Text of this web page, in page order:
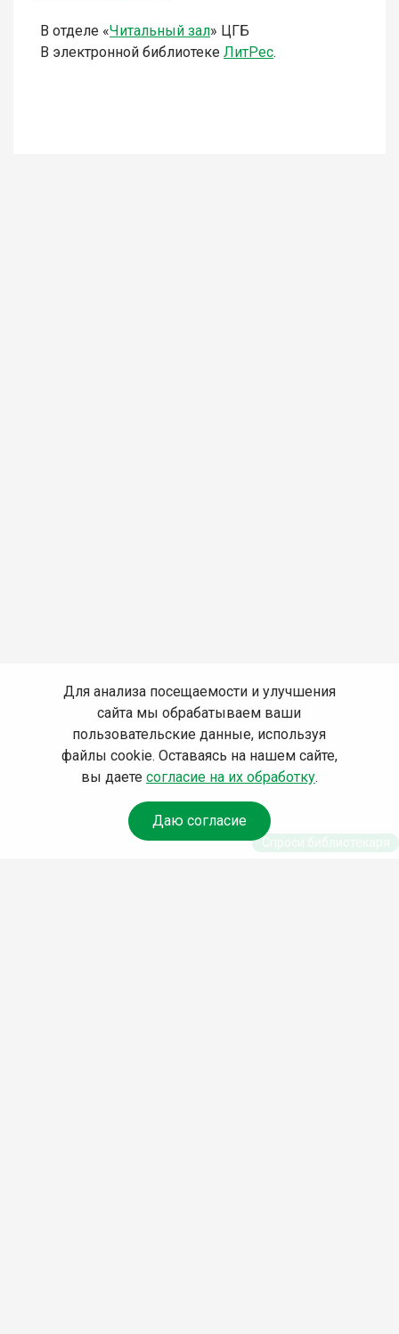
В отделе «Читальный зал» ЦГБ
В электронной библиотеке Л итРес.
Для анализа посещаемости и улучшения
сайта мы обрабатываем ваши
пользовательские данные, используя
файлы cookie. Оставаясь на нашем сайте,
вы даете согласие на их обработку.
Даю согласие
Спроси библиотекаря